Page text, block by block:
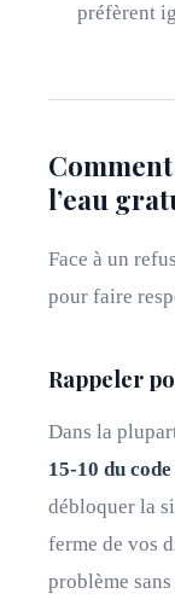
préfèrent
l’eau
Face à un
pour faire
Rappeler
Dans la
15-10 du
débloquer la
ferme de vos
problème